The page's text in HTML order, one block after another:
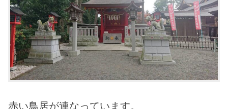
赤い鳥居が連なっています。